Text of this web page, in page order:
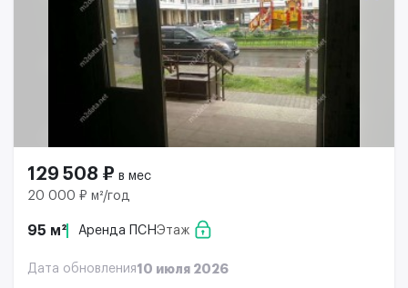
129 508 ₽ в мес
20 000 ₽ м²/год
95 м² Аренда ПСНЭтаж
Дата обновления10 июля 2026